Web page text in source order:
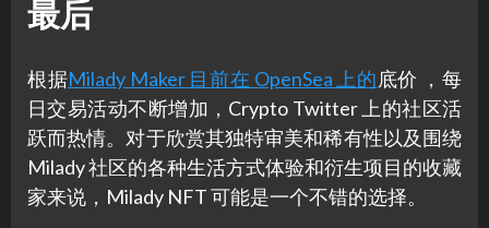
最后
根据Milady Maker 目前在 OpenSea 上的底价 ，每
日交易活动不断增加，Crypto Twitter 上的社区活
跃而热情。对于欣赏其独特审美和稀有性以及围绕
Milady 社区的各种生活方式体验和衍生项目的收藏
家来说，Milady NFT 可能是一个不错的选择。